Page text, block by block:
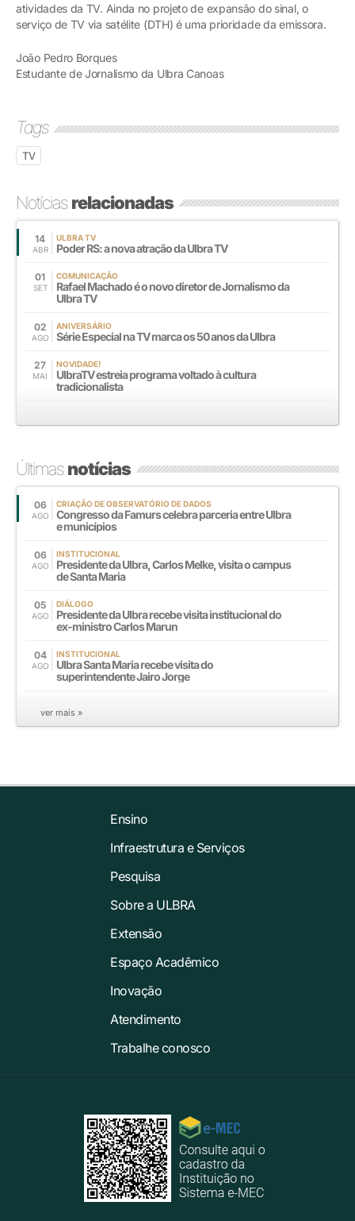
atividades da TV. Ainda no projeto de expansão do sinal, o
serviço de TV via satélite (DTH) é uma prioridade da emissora.
João Pedro Borques
Estudante de Jornalismo da Ulbra Canoas
Tags
TV
Notíciasrelacionadas
14
ABR
ULBRA TV
Poder RS: a nova atração da Ulbra TV
01
SET
COMUNICAÇÃO
Rafael Machado é o novo diretor de Jornalismo da
Ulbra TV
02
AGO
ANIVERSÁRIO
Série Especial na TV marca os 50 anos da Ulbra
27
MAI
NOVIDADE!
UlbraTV estreia programa voltado à cultura
tradicionalista
Últimasnotícias
06
AGO
CRIAÇÃO DE OBSERVATÓRIO DE DADOS
Congresso da Famurs celebra parceria entre Ulbra
e municípios
06
AGO
INSTITUCIONAL
Presidente da Ulbra, Carlos Melke, visita o campus
de Santa Maria
05
AGO
DIÁLOGO
Presidente da Ulbra recebe visita institucional do
ex-ministro Carlos Marun
04
AGO
INSTITUCIONAL
Ulbra Santa Maria recebe visita do
superintendente Jairo Jorge
ver mais »
Ensino
Infraestrutura e Serviços
Pesquisa
Sobre a ULBRA
Extensão
Espaço Acadêmico
Inovação
Atendimento
Trabalhe conosco